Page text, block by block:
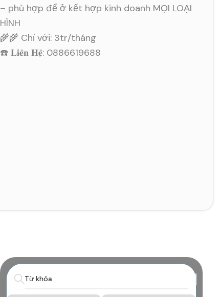
– phù hợp để ở kết hợp kinh doanh MỌI LOẠI
HÌNH
🌾🌾 Chỉ với: 3tr/tháng
☎️ 𝐋𝐢𝐞̂𝐧 𝐇𝐞̣̂: 0886619688